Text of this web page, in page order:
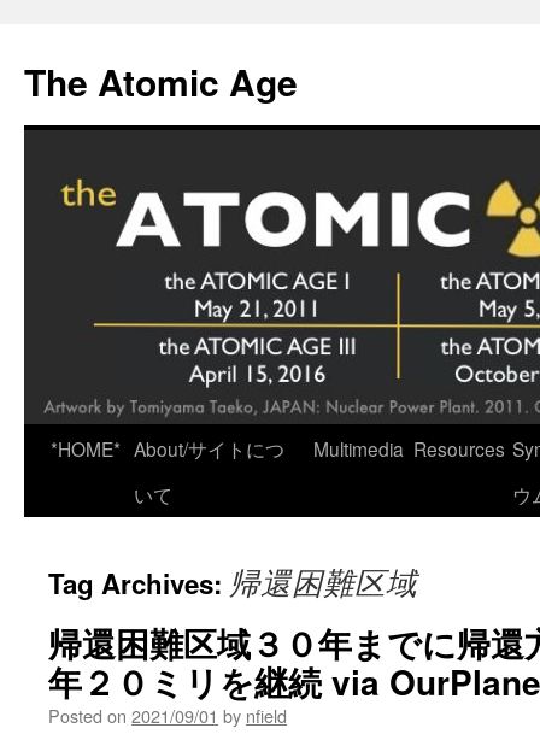
content
The Atomic Age
*HOME* About/サイトにつ
いて
Multimedia Resources
ウ
Tag Archives: 帰還困難区域
帰還困難区域３０年までに帰
年２０ミリを継続 via
Posted on 2021/09/01 by nfield